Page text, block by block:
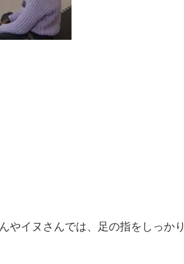
やイヌさんでは、足の指をしっかり